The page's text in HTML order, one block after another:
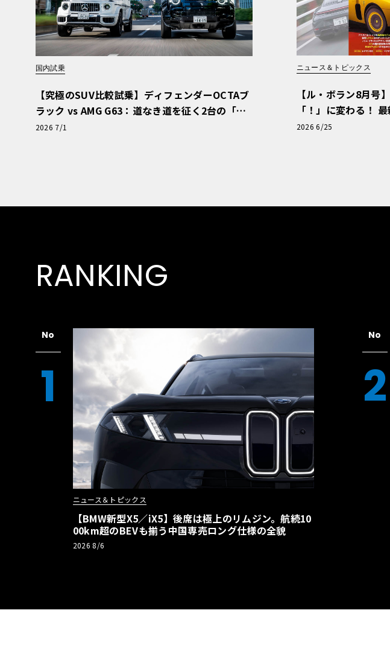
国内試乗
【究極のSUV比較試乗】ディフェンダーOCTAブ
ラック vs AMG G63：道なき道を征く2台の「対
極的アプローチ」
2026 7/1
ニュース＆トピックス
【ル・ボラン8月号
「！」に変わる！
「輸入車Q&A」
2026 6/25
RANKING
No
1
ニュース＆トピックス
【BMW新型X5／iX5】後席は極上のリムジン。航続10
00km超のBEVも揃う中国専売ロング仕様の全貌
2026 8/6
No
2